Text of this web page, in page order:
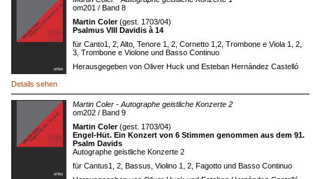
om201 / Band 8
Martin Coler(gest. 1703/04)
Psalmus VIII Davidis à 14
für Canto1, 2, Alto, Tenore 1, 2, Cornetto 1,2, Trombone e Viola 1, 2,
3, Trombone e Violone und Basso Continuo
Herausgegeben von Oliver Huck und Esteban Hernández Castelló
Details sehen
Martin Coler - Autographe geistliche Konzerte 2
om202 / Band 9
Martin Coler(gest. 1703/04)
Engel-Hüt. Ein Konzert von 6 Stimmen genommen aus dem 91.
Psalm Davids
Autographe geistliche Konzerte 2
für Cantus1, 2, Bassus, Violino 1, 2, Fagotto und Basso Continuo